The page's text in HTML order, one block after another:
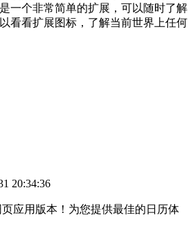
一个非常简单的扩展，可以随时了解
看看扩展图标，了解当前世界上任何
20:34:36
应用版本！为您提供最佳的日历体